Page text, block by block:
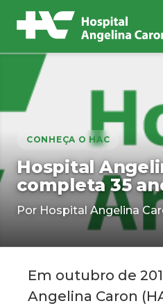
Buscar no site
CONHEÇA O HAC
Hospital
completa 35
Por Hospital Angelina
Em outubro de
Angelina Caron